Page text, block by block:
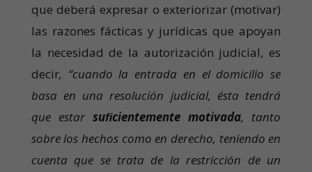
que deberá expresar o exteriorizar (motivar)
las razones fácticas y jurídicas que apoyan
la necesidad de la autorización judicial, es
decir, “cuando la entrada en el domicilio se
basa en una resolución judicial, ésta tendrá
que estar suﬁcientemente motivada, tanto
sobre los hechos como en derecho, teniendo en
cuenta que se trata de la restricción de un